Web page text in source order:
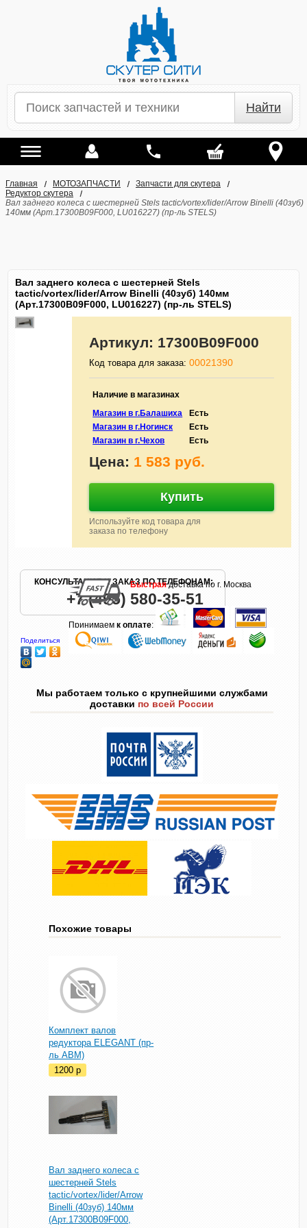
Найти
Главная МОТОЗАПЧАСТИ
Запчасти для скутера
Редуктор скутера
Вал заднего колеса с шестерней Stels tactic/vortex/lider/Arrow Binelli (40зуб)
140мм (Арт.17300B09F000, LU016227) (пр-ль STELS)
Вал заднего колеса с шестерней Stels
tactic/vortex/lider/Arrow Binelli (40зуб) 140мм
(Арт.17300B09F000, LU016227) (пр-ль STELS)
Артикул: 17300B09F000
Код товара для заказа:00021390
Наличие в магазинах
Магазин в г.Балашиха
Есть
Магазин в г.Ногинск
Есть
Магазин в г.Чехов
Есть
Цена: 1 583 руб.
Купить
Используйте код товара для
заказа по телефону
КОНСУЛЬТАЦИЯ И ЗАКАЗ ПО ТЕЛЕФОНАМ:
+7 (495) 580-35-51
Поделиться
Быстраядоставка по г. Москва
Принимаемк оплате:
Мы работаем только с крупнейшими службами
доставки по всей России
Похожие товары
Комплект валов
редуктора ELEGANT (пр-
ль ABM)
1200p
Вал заднего колеса с
шестерней Stels
tactic/vortex/lider/Arrow
Binelli (40зуб) 140мм
(Арт.17300B09F000,